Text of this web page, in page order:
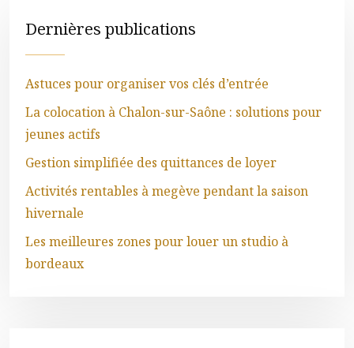
Dernières publications
Astuces pour organiser vos clés d’entrée
La colocation à Chalon-sur-Saône : solutions pour
jeunes actifs
Gestion simplifiée des quittances de loyer
Activités rentables à megève pendant la saison
hivernale
Les meilleures zones pour louer un studio à
bordeaux